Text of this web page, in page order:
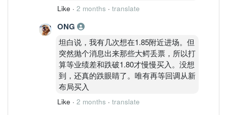
Like · 2 months · translate
ONG
坦白说，我有几次想在1.85附近进场。但
突然抛个消息出来那些大鳄丢票，所以打
算等业绩差和跌破1.80才慢慢买入。没想
到，还真的跌眼睛了。唯有再等回调从新
布局买入
Like · 2 months · translate